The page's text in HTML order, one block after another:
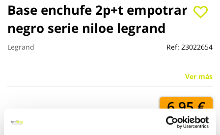
Base enchufe 2p+t empotrar
negro serie niloe legrand
Legrand Ref: 23022654
Ver más
6,95 €
Saltar
al
comienzo
de
la
galería